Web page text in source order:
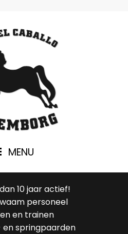
MENU
10 jaar actief!
personeel
en trainen
en springpaarden